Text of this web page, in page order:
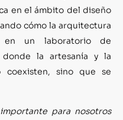
en el ámbito del diseño
cómo la arquitectura
en un laboratorio de
la artesanía y la
coexisten, sino que se
para nosotros